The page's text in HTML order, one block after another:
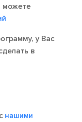
можете
у Вас
в
нашими